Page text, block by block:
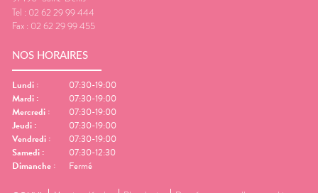
Tel : 02 62 29 99 444
Fax : 02 62 29 99 455
NOS HORAIRES
Lundi :
07:30-19:00
Mardi :
07:30-19:00
Mercredi :
07:30-19:00
Jeudi :
07:30-19:00
Vendredi :
07:30-19:00
Samedi :
07:30-12:30
Dimanche : Fermé